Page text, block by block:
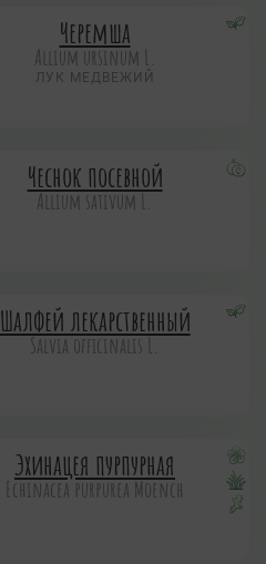
Черемша
Allium ursinum L.
ЛУК МЕДВЕЖИЙ
Чеснок посевной
Allium sativum L.
Шалфей лекарственный
Salvia officinalis L.
Эхинацея пурпурная
Echinacea purpurea Moench